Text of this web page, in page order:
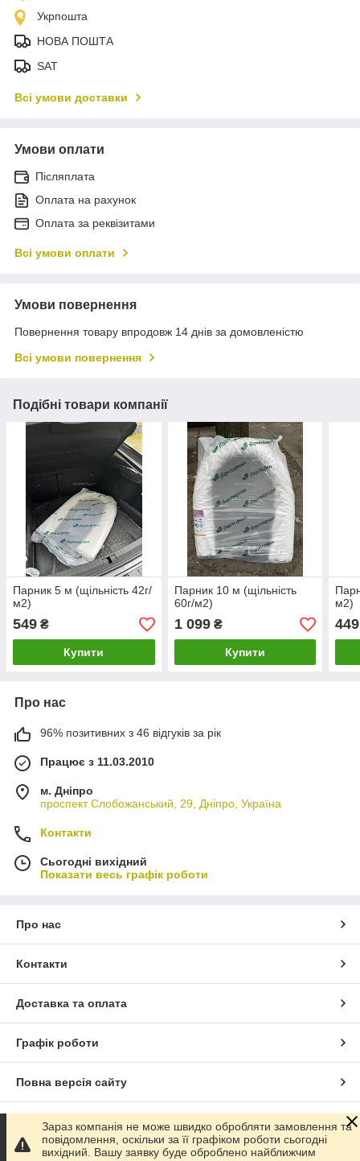
Укрпошта
НОВА ПОШТА
SAT
Всі умови доставки
Умови оплати
Післяплата
Оплата на рахунок
Оплата за реквізитами
Всі умови оплати
Умови повернення
Повернення товару впродовж 14 днів за домовленістю
Всі умови повернення
Подібні товари компанії
Парник 5 м (щільність 42г/
м2)
549 ₴
Купити
Парник 10 м (щільність
60г/м2)
1 099₴
Купити
м2)
449
Про нас
96% позитивних з 46 відгуків за рік
Працює з 11.03.2010
м. Дніпро
проспект Слобожанський, 29, Дніпро, Україна
Контакти
Сьогодні вихідний
Показати весь графік роботи
Про нас
Контакти
Доставка та оплата
Графік роботи
Повна версія сайту
Сайт створено на маркетплейсіProm.ua
Зараз компанія не може швидко обробляти замовлення та
повідомлення, оскільки за її графіком роботи сьогодні
вихідний. Вашу заявку буде оброблено найближчим